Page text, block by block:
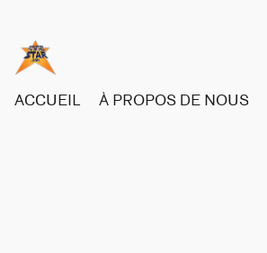
ACCUEIL À PROPOS DE NOUS